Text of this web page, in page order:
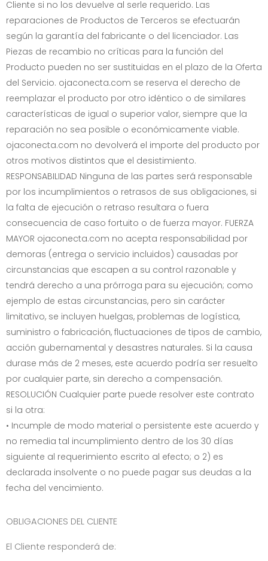
Cliente si no los devuelve al serle requerido. Las
reparaciones de Productos de Terceros se efectuarán
según la garantía del fabricante o del licenciador. Las
Piezas de recambio no críticas para la función del
Producto pueden no ser sustituidas en el plazo de la Oferta
del Servicio. ojaconecta.com se reserva el derecho de
reemplazar el producto por otro idéntico o de similares
características de igual o superior valor, siempre que la
reparación no sea posible o económicamente viable.
ojaconecta.com no devolverá el importe del producto por
otros motivos distintos que el desistimiento.
RESPONSABILIDAD Ninguna de las partes será responsable
por los incumplimientos o retrasos de sus obligaciones, si
la falta de ejecución o retraso resultara o fuera
consecuencia de caso fortuito o de fuerza mayor. FUERZA
MAYOR ojaconecta.com no acepta responsabilidad por
demoras (entrega o servicio incluidos) causadas por
circunstancias que escapen a su control razonable y
tendrá derecho a una prórroga para su ejecución; como
ejemplo de estas circunstancias, pero sin carácter
limitativo, se incluyen huelgas, problemas de logística,
suministro o fabricación, fluctuaciones de tipos de cambio,
acción gubernamental y desastres naturales. Si la causa
durase más de 2 meses, este acuerdo podría ser resuelto
por cualquier parte, sin derecho a compensación.
RESOLUCIÓN Cualquier parte puede resolver este contrato
si la otra:
• Incumple de modo material o persistente este acuerdo y
no remedia tal incumplimiento dentro de los 30 días
siguiente al requerimiento escrito al efecto; o 2) es
declarada insolvente o no puede pagar sus deudas a la
fecha del vencimiento.
OBLIGACIONES DEL CLIENTE
El Cliente responderá de: